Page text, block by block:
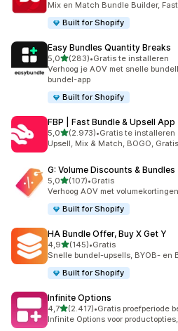
Mix en Match Bundle Builder,
Built for Shopify
Easy Bundles Quantity Breaks
5,0van 5 sterren
(283)
283 recensies in totaal
•Gratis te installeren
Verhoog je AOV met snelle
bundel-app
Built for Shopify
FBP | Fast Bundle & Upsell App
5,0van 5 sterren
(2.973)
2973 recensies in totaal
•Gratis te installeren
Upsell, Mix & Match, BOGO,
G: Volume Discounts & Bundles
5,0van 5 sterren
(107)
107 recensies in totaal
•Gratis
Verhoog AOV met
Built for Shopify
HA Bundle Offer, Buy X Get Y
4,9van 5 sterren
(145)
145 recensies in totaal
•Gratis
Snelle bundel-upsells, BYOB- en
Built for Shopify
Infinite Options
4,7van 5 sterren
(2.417)
2417 recensies in totaal
•Gratis proefperiode
Infinite Options voor